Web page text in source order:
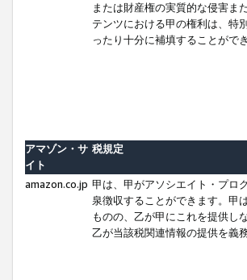
または財産権の実質的な侵害ま
テンツにおける甲の権利は、特
ったり十分に補填することがで
アマゾン・サ
イト
税規定
amazon.co.jp 甲は、甲がアソシエイト・プロ
泉徴収することができます。甲
ものの、乙が甲にこれを提供し
乙が当該税関連情報の提供を義